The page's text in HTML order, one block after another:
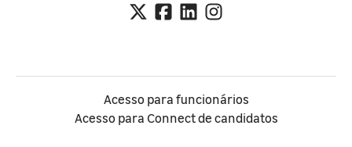
Acesso para funcionários
Acesso para Connect de candidatos